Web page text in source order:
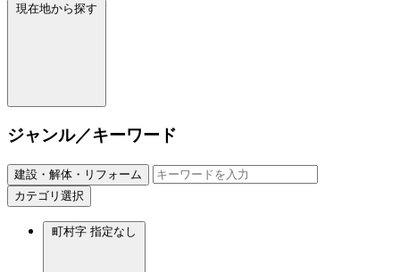
現在地から探す
ジャンル／キーワード
建設・解体・リフォーム
カテゴリ選択
町村字 指定なし